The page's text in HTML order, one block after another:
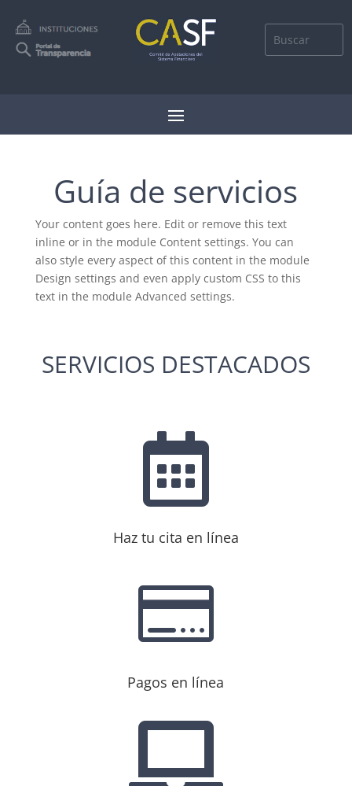
Guía de servicios
Your content goes here. Edit or remove this text
inline or in the module Content settings. You can
also style every aspect of this content in the module
Design settings and even apply custom CSS to this
text in the module Advanced settings.
SERVICIOS DESTACADOS

Haz tu cita en línea

Pagos en línea
